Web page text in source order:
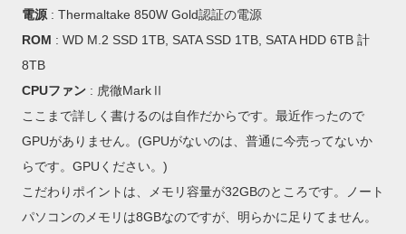
電源: Thermaltake 850W Gold認証の電源
ROM : WD M.2 SSD 1TB, SATA SSD 1TB, SATA HDD 6TB 計
8TB
CPUファン: 虎徹MarkⅡ
ここまで詳しく書けるのは自作だからです。最近作ったので
GPUがありません。(GPUがないのは、普通に今売ってないか
らです。GPUください。)
こだわりポイントは、メモリ容量が32GBのところです。ノート
パソコンのメモリは8GBなのですが、明らかに足りてません。